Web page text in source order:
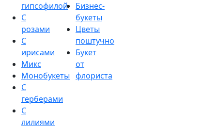
гипсофилой
С
розами
С
ирисами
Микс
Монобукеты
С
герберами
С
лилиями
Бизнес-
букеты
Цветы
поштучно
Букет
от
флориста